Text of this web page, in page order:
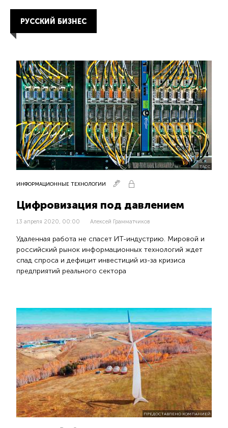
РУССКИЙ БИЗНЕС
ТАСС
ИНФОРМАЦИОННЫЕ ТЕХНОЛОГИИ
Цифровизация под давлением
13 апреля 2020, 00:00 Алексей Грамматчиков
Удаленная работа не спасет ИТ-индустрию. Мировой и
российский рынок информационных технологий ждет
спад спроса и дефицит инвестиций из-за кризиса
предприятий реального сектора
ПРЕДОСТАВЛЕНО КОМПАНИЕЙ